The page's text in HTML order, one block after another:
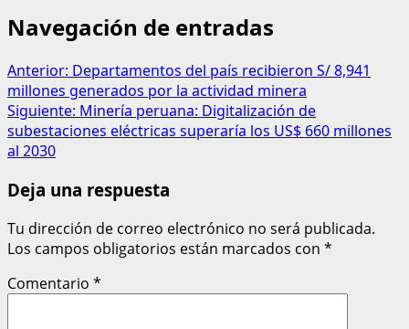
Navegación de entradas
Anterior: Departamentos del país recibieron S/ 8,941
millones generados por la actividad minera
Siguiente: Minería peruana: Digitalización de
subestaciones eléctricas superaría los US$ 660 millones
al 2030
Deja una respuesta
Tu dirección de correo electrónico no será publicada.
Los campos obligatorios están marcados con *
Comentario *